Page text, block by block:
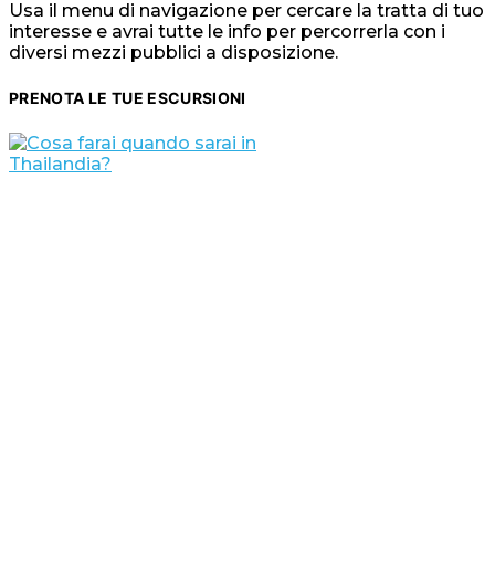
Usa il menu di navigazione per cercare la tratta di tuo
interesse e avrai tutte le info per percorrerla con i
diversi mezzi pubblici a disposizione.
PRENOTA LE TUE ESCURSIONI